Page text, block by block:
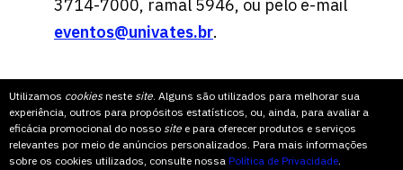
Utilizamos cookiesneste site. Alguns são utilizados para melhorar sua
experiência, outros para propósitos estatísticos, ou, ainda, para avaliar a
eficácia promocional do nosso site e para oferecer produtos e serviços
relevantes por meio de anúncios personalizados. Para mais informações
sobre os cookies utilizados, consulte nossa Política de Privacidade.
3714-7000, ramal 5946, ou pelo e-mail
eventos@univates.br.